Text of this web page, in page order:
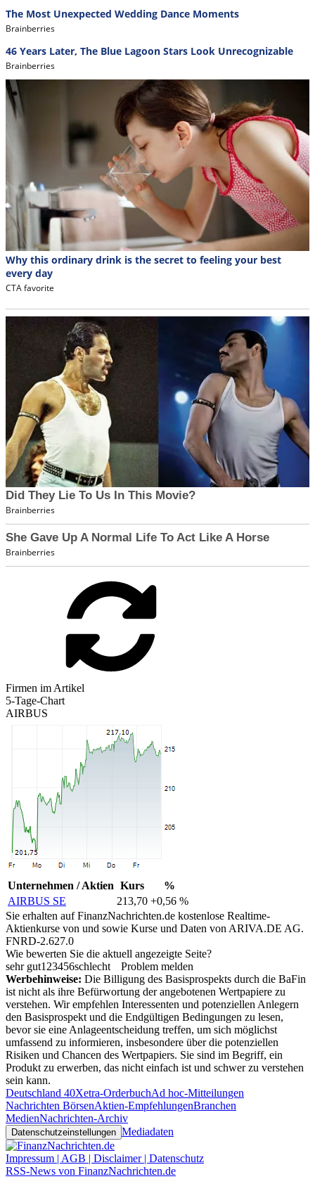
Firmen im Artikel
5-Tage-Chart
AIRBUS
Unternehmen / Aktien Kurs
%
AIRBUS SE
213,70 +0,56 %
Sie erhalten auf FinanzNachrichten.de kostenlose Realtime-
Aktienkurse von und sowie Kurse und Daten von ARIVA.DE AG.
FNRD-2.627.0
Wie bewerten Sie die aktuell angezeigte Seite?
sehr gut1 23456schlecht
Problem melden
Werbehinweise: Die Billigung des Basisprospekts durch die BaFin
ist nicht als ihre Befürwortung der angebotenen Wertpapiere zu
verstehen. Wir empfehlen Interessenten und potenziellen Anlegern
den Basisprospekt und die Endgültigen Bedingungen zu lesen,
bevor sie eine Anlageentscheidung treffen, um sich möglichst
umfassend zu informieren, insbesondere über die potenziellen
Risiken und Chancen des Wertpapiers. Sie sind im Begriff, ein
Produkt zu erwerben, das nicht einfach ist und schwer zu verstehen
sein kann.
Deutschland 40Xetra-OrderbuchAd hoc-Mitteilungen
Nachrichten BörsenAktien-EmpfehlungenBranchen
MedienNachrichten-Archiv
Datenschutzeinstellungen Mediadaten
Impressum | AGB | Disclaimer | Datenschutz
RSS-News von FinanzNachrichten.de